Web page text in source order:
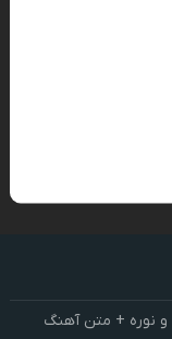
نوره + متن آهنگ